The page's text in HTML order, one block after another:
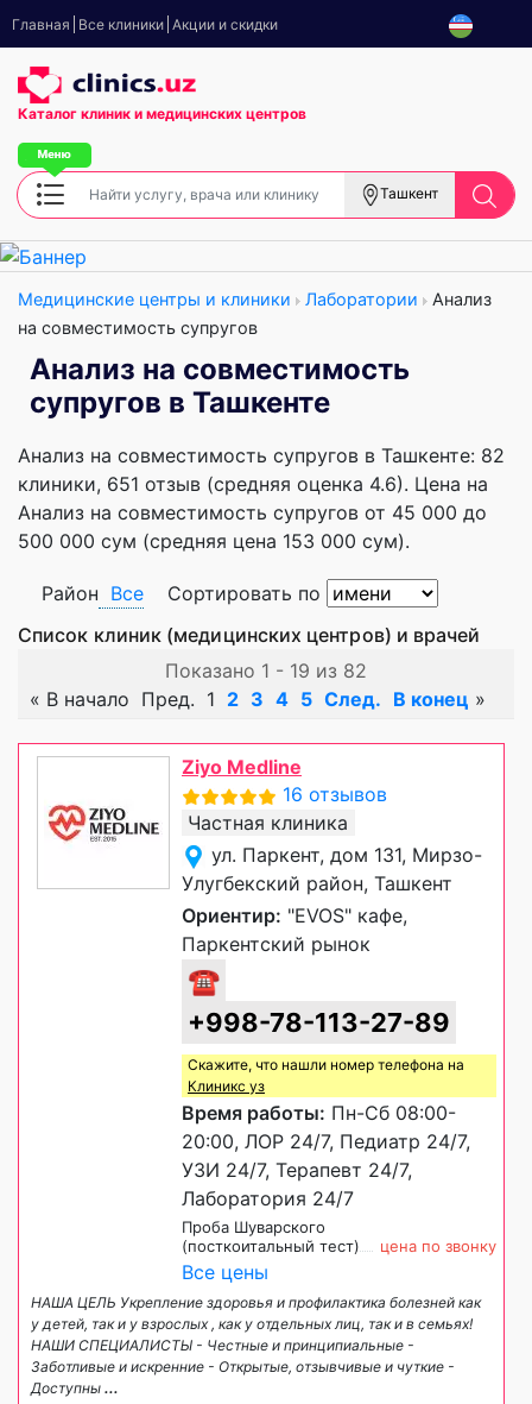
Главная Все клиники Акции и скидки
Каталог клиник и медицинских центров
Ташкент
Медицинские центры и клиники Лаборатории
Анализ
на совместимость супругов
Анализ на совместимость
супругов в Ташкенте
Анализ на совместимость супругов в Ташкенте: 82
клиники, 651 отзыв (средняя оценка 4.6). Цена на
Анализ на совместимость супругов от 45 000 до
500 000 сум (средняя цена 153 000 сум).
Район Все
Сортировать по
Список клиник (медицинских центров) и врачей
Показано 1 - 19 из 82
« В начало Пред. 1 2 3 4 5 След. В конец »
Ziyo Medline
16 отзывов
Частная клиника
ул. Паркент, дом 131, Мирзо-
Улугбекский район, Ташкент
Ориентир: "EVOS" кафе,
Паркентский рынок
☎
+998-78-113-27-89
Скажите, что нашли номер телефона на
Клиникс уз
Время работы: Пн-Сб 08:00-
20:00, ЛОР 24/7, Педиатр 24/7,
УЗИ 24/7, Терапевт 24/7,
Лаборатория 24/7
Проба Шуварского
(посткоитальный тест)
цена по звонку
Все цены
НАША ЦЕЛЬ Укрепление здоровья и профилактика болезней как
у детей, так и у взрослых , как у отдельных лиц, так и в семьях!
НАШИ СПЕЦИАЛИСТЫ - Честные и принципиальные -
Заботливые и искренние - Открытые, отзывчивые и чуткие -
Доступны ...